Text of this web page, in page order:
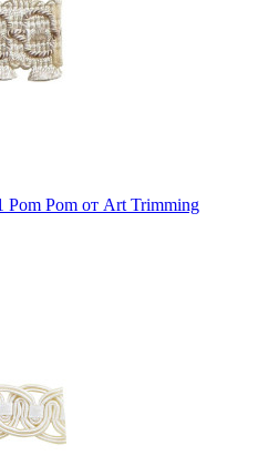
Pom Pom от Art Trimming